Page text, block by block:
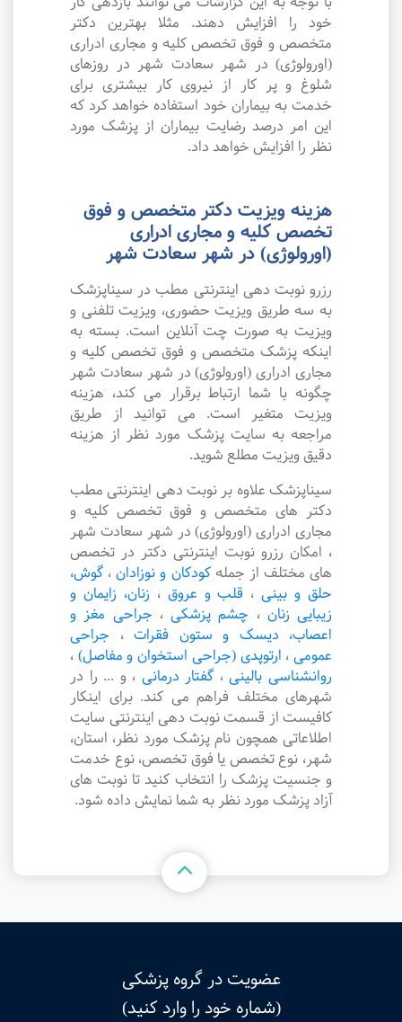
خود را افزایش دهند. مثلا بهترین دکتر
متخصص و فوق تخصص کلیه و مجاری ادراری
(اورولوژی) در شهر سعادت شهر در روزهای
شلوغ و پر کار از نیروی کار بیشتری برای
خدمت به بیماران خود استفاده خواهد کرد که
این امر درصد رضایت بیماران از پزشک مورد
نظر را افزایش خواهد داد.
هزینه ویزیت دکتر متخصص و فوق
تخصص کلیه و مجاری ادراری
(اورولوژی) در شهر سعادت شهر
رزرو نوبت دهی اینترنتی مطب در سیناپزشک
به سه طریق ویزیت حضوری، ویزیت تلفنی و
ویزیت به صورت چت آنلاین است. بسته به
اینکه پزشک متخصص و فوق تخصص کلیه و
مجاری ادراری (اورولوژی) در شهر سعادت شهر
چگونه با شما ارتباط برقرار می کند، هزینه
ویزیت متغیر است. می توانید از طریق
مراجعه به سایت پزشک مورد نظر از هزینه
دقیق ویزیت مطلع شوید.
سیناپزشک علاوه بر نوبت دهی اینترنتی مطب
دکتر های متخصص و فوق تخصص کلیه و
مجاری ادراری (اورولوژی) در شهر سعادت شهر
، امکان رزرو نوبت اینترنتی دکتر در تخصص
های مختلف از جملهکودکان و نوزادان ، گوش،
حلق و بینی ، قلب و عروق ، زنان، زایمان و
زیبایی زنان ، چشم پزشکی ، جراحی مغز و
اعصاب، دیسک و ستون فقرات ، جراحی
عمومی ، ارتوپدی (جراحی استخوان و مفاصل) ،
روانشناسی بالینی ، گفتار درمانی ، و ... را در
شهرهای مختلف فراهم می کند. برای اینکار
کافیست از قسمت نوبت دهی اینترنتی سایت
اطلاعاتی همچون نام پزشک مورد نظر، استان،
شهر، نوع تخصص یا فوق تخصص، نوع خدمت
و جنسیت پزشک را انتخاب کنید تا نوبت های
آزاد پزشک مورد نظر به شما نمایش داده شود.
عضویت در گروه پزشکی
(شماره خود را وارد کنید)